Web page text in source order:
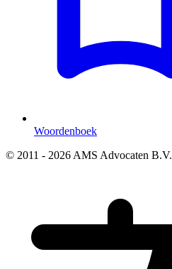
Woordenboek
© 2011 - 2026 AMS Advocaten B.V.